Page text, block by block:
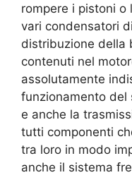
rompere i pistoni o
vari condensatori
distribuzione della
contenuti nel
assolutamente
funzionamento del
e anche la
tutti componenti
tra loro in modo
anche il sistema